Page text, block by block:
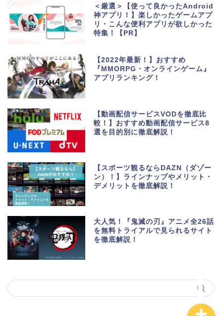
＜厳選＞【使って良かったAndroid
神アプリ！】楽しかったゲームアプ
リ・こんな便利アプリが欲しかった
特集！【PR】
【2022年最新！】おすすめ
『MMORPG・オンラインゲーム』
アプリランキング！
【動画配信サービスVODを徹底比
較！】おすすめ動画配信サービス8
選を目的別に徹底解説！
【スポーツ観るならDAZN（ダゾー
ン）！】ラインナップやメリット・
デメリットを徹底解説！
大人気！『鬼滅の刃』アニメ全26話
を無料トライアルで見られるサイト
を徹底解説！
生活便利アプリ・ゲーム
アプリ
ポイントサイト・お小遣
美容・健康・マッチング
動画・マンガ配信サービ